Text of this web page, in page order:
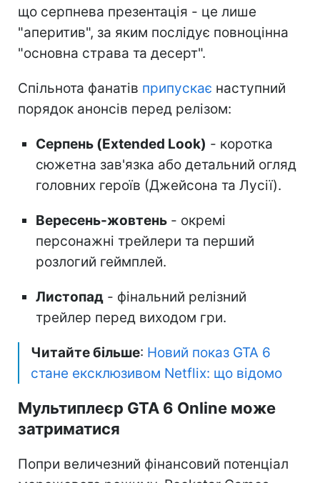
що серпнева презентація - це лише
"аперитив", за яким послідує повноцінна
"основна страва та десерт".
Спільнота фанатів припускає наступний
порядок анонсів перед релізом:
Серпень (Extended Look) - коротка
сюжетна зав'язка або детальний огляд
головних героїв (Джейсона та Лусії).
Вересень-жовтень - окремі
персонажні трейлери та перший
розлогий геймплей.
Листопад - фінальний релізний
трейлер перед виходом гри.
Читайте більше: Новий показ GTA 6
стане ексклюзивом Netflix: що відомо
Мультиплеєр GTA 6 Online може
затриматися
Попри величезний фінансовий потенціал